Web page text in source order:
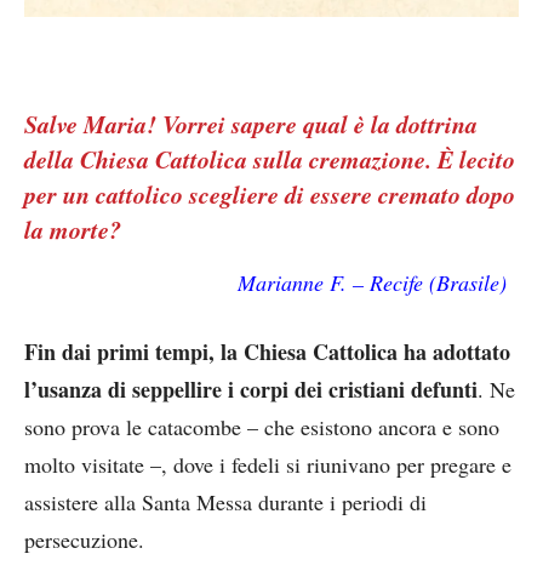
Salve Maria! Vorrei sapere qual è la dottrina
della Chiesa Cattolica sulla cremazione. È lecito
per un cattolico scegliere di essere cremato dopo
la morte?
Marianne F. – Recife (Brasile)
Fin dai primi tempi, la Chiesa Cattolica ha adottato
l’usanza di seppellire i corpi dei cristiani defunti. Ne
sono prova le catacombe – che esistono ancora e sono
molto visitate –, dove i fedeli si riunivano per pregare e
assistere alla Santa Messa durante i periodi di
persecuzione.